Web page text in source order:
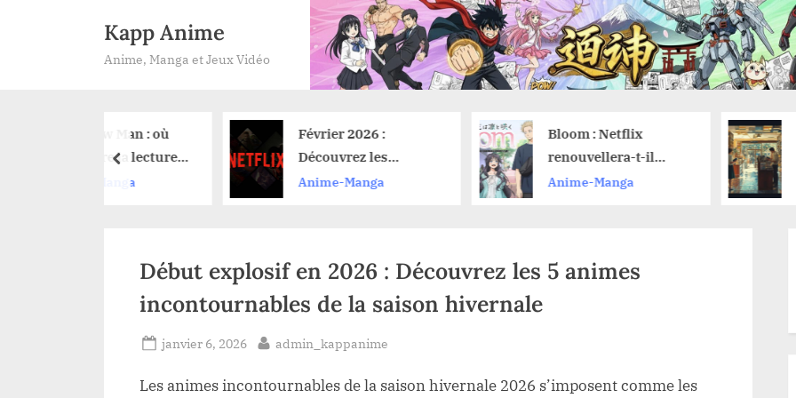
Kapp Anime
Anime, Manga et Jeux Vidéo
Février 2026 :
Découvrez les
nouveautés anime sur
Netflix et leurs dates
Anime-Manga
Bloom : Netflix
renouvellera-t-il
l’anime pour une
saison 2 ?
Anime-Manga
Koharu : L’IA
traduit vos
sans effort
Anime-Manga
prev
Début explosif en 2026 : Découvrez les 5 animes
incontournables de la saison hivernale
Posted
janvier 6, 2026 By
admin_kappanime
Les animes incontournables de la saison hivernale 2026 s’imposent comme les